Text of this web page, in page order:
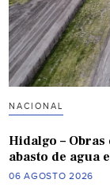
NACIONAL
Hidalgo –
abasto de agua
06 AGOSTO 2026